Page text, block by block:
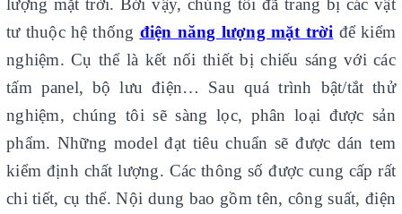
lượng mặt trời. Bởi vậy, chúng tôi đã trang bị các vật
tư thuộc hệ thống điện năng lượng mặt trời để kiểm
nghiệm. Cụ thể là kết nối thiết bị chiếu sáng với các
tấm panel, bộ lưu điện… Sau quá trình bật/tắt thử
nghiệm, chúng tôi sẽ sàng lọc, phân loại được sản
phẩm. Những model đạt tiêu chuẩn sẽ được dán tem
kiểm định chất lượng. Các thông số được cung cấp rất
chi tiết, cụ thể. Nội dung bao gồm tên, công suất, điện